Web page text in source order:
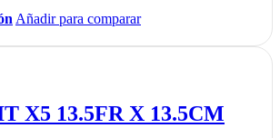
Añadir para comparar
X5 13.5FR X 13.5CM